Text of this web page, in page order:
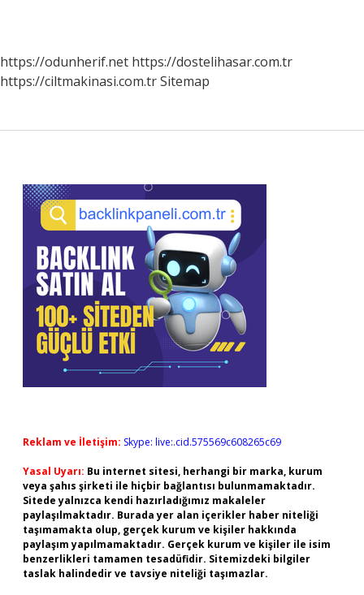
https://odunherif.net https://dostelihasar.com.tr
https://ciltmakinasi.com.trSitemap
Sidebar
Reklam ve İletişim: Skype: live:.cid.575569c608265c69
Yasal Uyarı: Bu internet sitesi, herhangi bir marka, kurum
veya şahıs şirketi ile hiçbir bağlantısı bulunmamaktadır.
Sitede yalnızca kendi hazırladığımız makaleler
paylaşılmaktadır. Burada yer alan içerikler haber niteliği
taşımamakta olup, gerçek kurum ve kişiler hakkında
paylaşım yapılmamaktadır. Gerçek kurum ve kişiler ile isim
benzerlikleri tamamen tesadüfidir. Sitemizdeki bilgiler
taslak halindedir ve tavsiye niteliği taşımazlar.